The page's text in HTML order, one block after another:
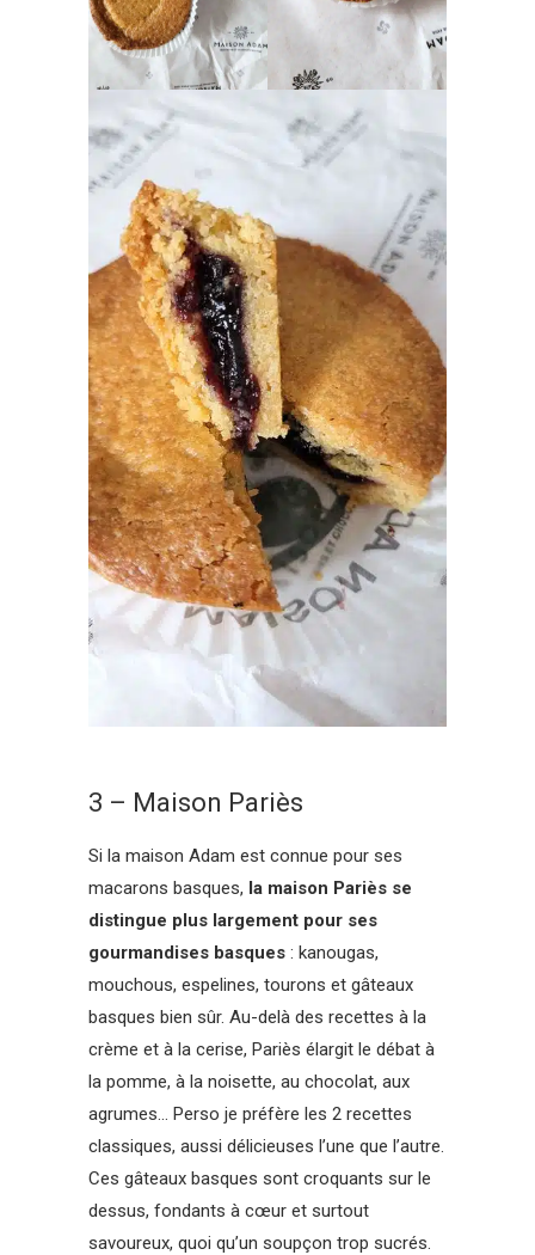
3 – Maison Pariès
Si la maison Adam est connue pour ses
macarons basques, la maison Pariès se
distingue plus largement pour ses
gourmandises basques : kanougas,
mouchous, espelines, tourons et gâteaux
basques bien sûr. Au-delà des recettes à la
crème et à la cerise, Pariès élargit le débat à
la pomme, à la noisette, au chocolat, aux
agrumes… Perso je préfère les 2 recettes
classiques, aussi délicieuses l’une que l’autre.
Ces gâteaux basques sont croquants sur le
dessus, fondants à cœur et surtout
savoureux, quoi qu’un soupçon trop sucrés.